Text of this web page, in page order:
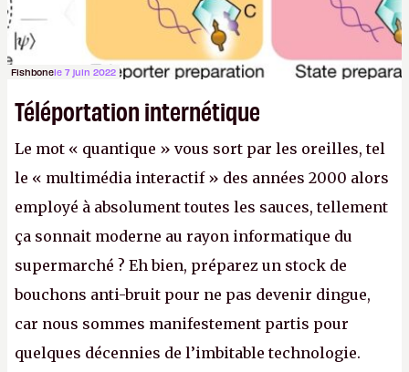
Fishbonele 7 juin 2022
Téléportation internétique
Le mot « quantique » vous sort par les oreilles, tel
le « multimédia interactif » des années 2000 alors
employé à absolument toutes les sauces, tellement
ça sonnait moderne au rayon informatique du
supermarché ? Eh bien, préparez un stock de
bouchons anti-bruit pour ne pas devenir dingue,
car nous sommes manifestement partis pour
quelques décennies de l’imbitable technologie.